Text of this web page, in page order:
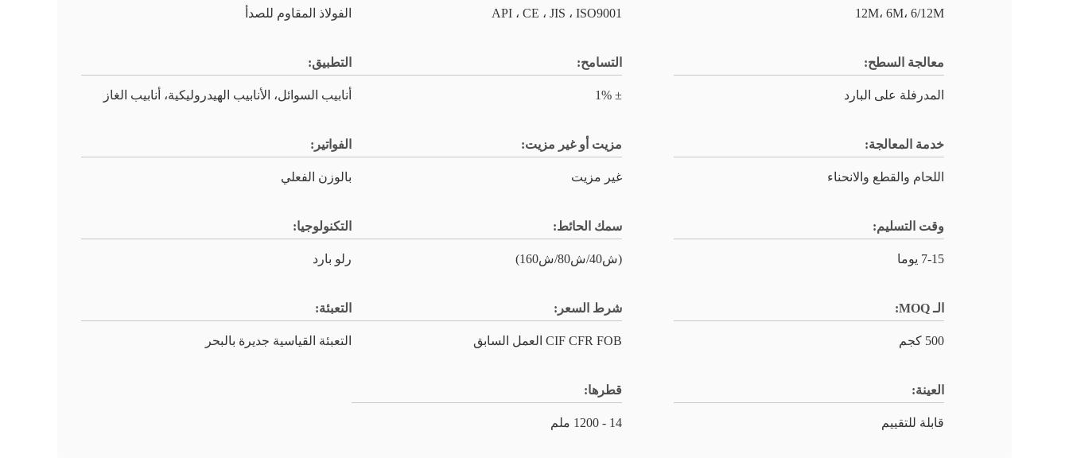
12M، 6M، 6/12M API ، CE ، JIS ، ISO9001 الفولاذ المقاوم للصدأ
معالجة السطح:
المدرفلة على البارد
التسامح:
± 1%
التطبيق:
أنابيب السوائل، الأنابيب الهيدروليكية، أنابيب الغاز
خدمة المعالجة:
اللحام والقطع والانحناء
مزيت أو غير مزيت:
غير مزيت
الفواتير:
بالوزن الفعلي
وقت التسليم:
7-15 يوما
سمك الحائط:
(ش40/ش80/ش160)
التكنولوجيا:
رلو بارد
الـ MOQ:
500 كجم
شرط السعر:
CIF CFR FOB العمل السابق
التعبئة:
التعبئة القياسية جديرة بالبحر
العينة:
قابلة للتقييم
قطرها:
14 - 1200 ملم